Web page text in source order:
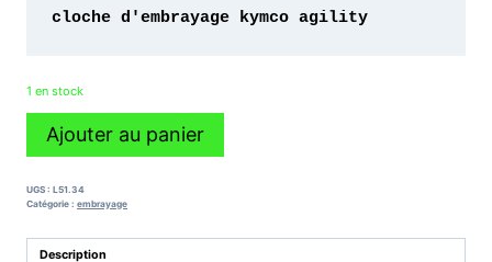
cloche d'embrayage kymco agility
1 en stock
quantité
d'embrayage
kymco
50cc
Ajouter au panier
UGS : L51.34
Catégorie : embrayage
Description